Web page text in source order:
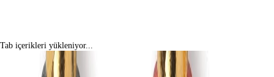
Tab içerikleri yükleniyor...